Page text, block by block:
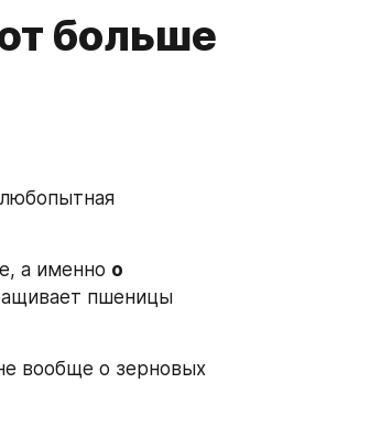
больше
а именно о
пшеницы
вообще о зерновых